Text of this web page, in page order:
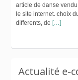
article de danse
le site internet. choix
differents, de […]
Actualité e-